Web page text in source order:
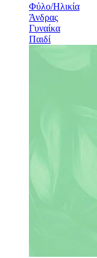
Φύλο/Ηλικία
Άνδρας
Γυναίκα
Παιδί